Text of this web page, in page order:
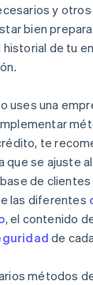
y
bien
de tu
uses una
te
que se ajuste
de
las diferentes
, el contenido
de
métodos